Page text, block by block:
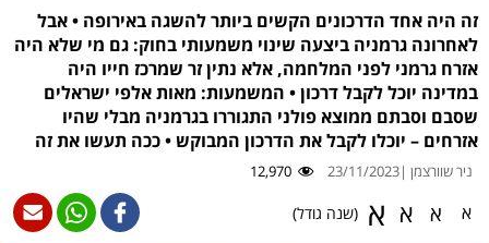
זה היה אחד הדרכונים הקשים ביותר להשגה באירופה • אבל
לאחרונה גרמניה ביצעה שינוי משמעותי בחוק: גם מי שלא היה
אזרח גרמני לפני המלחמה, אלא נתין זר שמרכז חייו היה
במדינה יוכל לקבל דרכון • המשמעות: מאות אלפי ישראלים
שסבם וסבתם ממוצא פולני התגוררו בגרמניה מבלי שהיו
אזרחים – יוכלו לקבל את הדרכון המבוקש • ככה תעשו את זה
ניר שוורצמן |23/11/2023
12,970
א א א א (שנה גודל)